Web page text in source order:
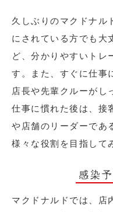
久しぶりのマクドナル
にされている方でも大
ど、分かりやすいトレ
す。また、すぐに仕事
店長や先輩クルーがし
仕事に慣れた後は、接
や店舗のリーダーであ
様々な役割を目指して
感染
マクドナルドでは、店